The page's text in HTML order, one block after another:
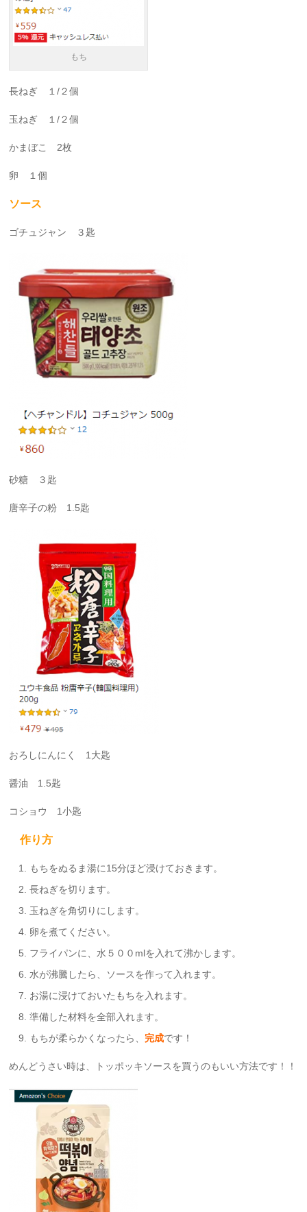
もち
長ねぎ １/２個
玉ねぎ １/２個
かまぼこ 2枚
卵 １個
ソース
ゴチュジャン ３匙
砂糖 ３匙
唐辛子の粉 1.5匙
おろしにんにく 1大匙
醤油 1.5匙
コショウ 1小匙
作り方
もちをぬるま湯に15分ほど浸けておきます。
長ねぎを切ります。
玉ねぎを角切りにします。
卵を煮てください。
フライパンに、水５００mlを入れて沸かします。
水が沸騰したら、ソースを作って入れます。
お湯に浸けておいたもちを入れます。
準備した材料を全部入れます。
もちが柔らかくなったら、 完成です！
めんどうさい時は、トッポッキソースを買うのもいい方法です！！